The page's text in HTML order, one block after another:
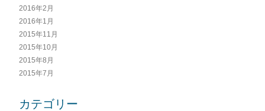
2016年2月
2016年1月
2015年11月
2015年10月
2015年8月
2015年7月
カテゴリー